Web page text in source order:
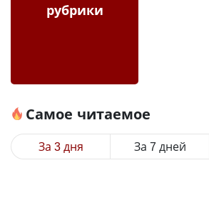
рубрики
Самое читаемое
За 3 дня За 7 дней